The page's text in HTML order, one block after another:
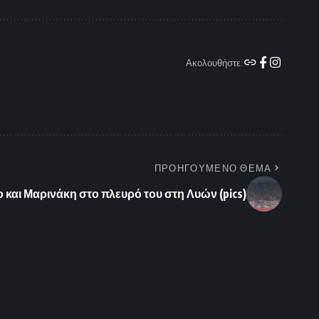
Ακολουθήστε:
ΠΡΟΗΓΟΥΜΕΝΟ ΘΕΜΑ
και Μαρινάκη στο πλευρό του στη Λυών (pics)